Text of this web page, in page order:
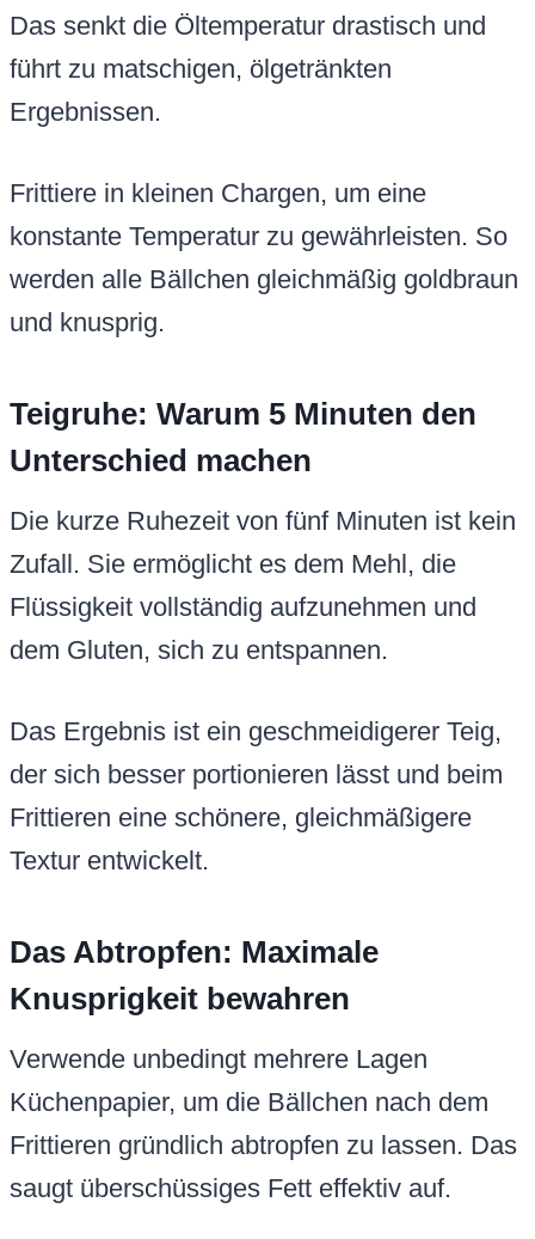
Das senkt die Öltemperatur drastisch und
führt zu matschigen, ölgetränkten
Ergebnissen.
Frittiere in kleinen Chargen, um eine
konstante Temperatur zu gewährleisten. So
werden alle Bällchen gleichmäßig goldbraun
und knusprig.
Teigruhe: Warum 5 Minuten den
Unterschied machen
Die kurze Ruhezeit von fünf Minuten ist kein
Zufall. Sie ermöglicht es dem Mehl, die
Flüssigkeit vollständig aufzunehmen und
dem Gluten, sich zu entspannen.
Das Ergebnis ist ein geschmeidigerer Teig,
der sich besser portionieren lässt und beim
Frittieren eine schönere, gleichmäßigere
Textur entwickelt.
Das Abtropfen: Maximale
Knusprigkeit bewahren
Verwende unbedingt mehrere Lagen
Küchenpapier, um die Bällchen nach dem
Frittieren gründlich abtropfen zu lassen. Das
saugt überschüssiges Fett effektiv auf.